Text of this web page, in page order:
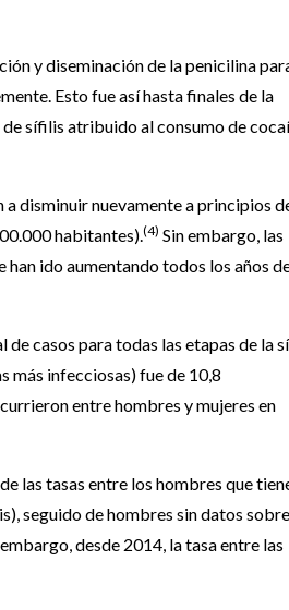
y diseminación de la penicilina
Esto fue así hasta finales de la
sífilis atribuido al consumo de
disminuir nuevamente a principios
habitantes). (4) Sin embargo, las
ido aumentando todos los años
casos para todas las etapas de la
más infecciosas) fue de 10,8
entre hombres y mujeres en
las tasas entre los hombres que
seguido de hombres sin datos
desde 2014, la tasa entre las